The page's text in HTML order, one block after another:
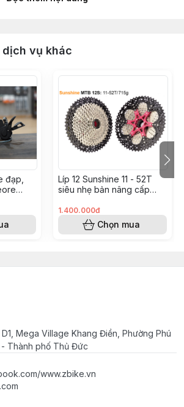
(không cần spider trung gian)
cao cấp
cập nhật cụ thể)
VNĐ
xác – thay thế hoàn hảo cho giò
nét – thẩm mỹ cao
đĩa cũ hỏng
lên đĩa nhẹ, đẹp, hiệu quả hơn
cho xe đạp địa hình Shimano
dịch vụ khác
đạp,
Líp 12 Sunshine 11 - 52T
siêu nhẹ bản nâng cấp
hàng Taiwan
1.400.000đ
Chọn mua
Mega Village Khang Điền, Phường Phú
- Thành phố Thủ Đức
www.zbike.vn